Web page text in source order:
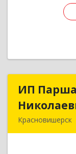
ИП
Красновишерск